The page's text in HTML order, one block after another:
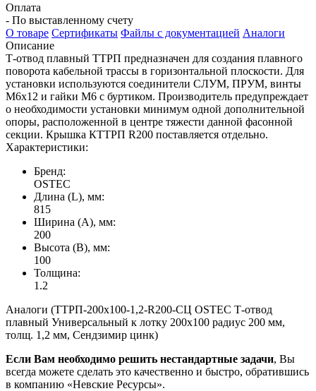
Оплата
- По выставленному счету
О товаре Сертификаты Файлы с документацией Аналоги
Описание
Т-отвод плавный ТТРП предназначен для создания плавного
поворота кабельной трассы в горизонтальной плоскости. Для
установки используются соединители СЛУМ, ПРУМ, винты
М6х12 и гайки М6 с буртиком. Производитель предупреждает
о необходимости установки минимум одной дополнительной
опоры, расположенной в центре тяжести данной фасонной
секции. Крышка КТТРП R200 поставляется отдельно.
Характеристики:
Бренд:
OSTEC
Длина (L), мм:
815
Ширина (А), мм:
200
Высота (В), мм:
100
Толщина:
1.2
Аналоги (ТТРП-200х100-1,2-R200-СЦ OSTEC Т-отвод
плавный Универсальный к лотку 200х100 радиус 200 мм,
толщ. 1,2 мм, Сендзимир цинк)
Если Вам необходимо решить нестандартные задачи, Вы
всегда можете сделать это качественно и быстро, обратившись
в компанию «Невские Ресурсы».